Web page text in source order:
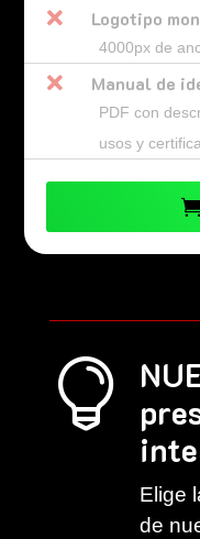
 Logotipo
4000px de
 Manual de
PDF con
usos y

Elige
de